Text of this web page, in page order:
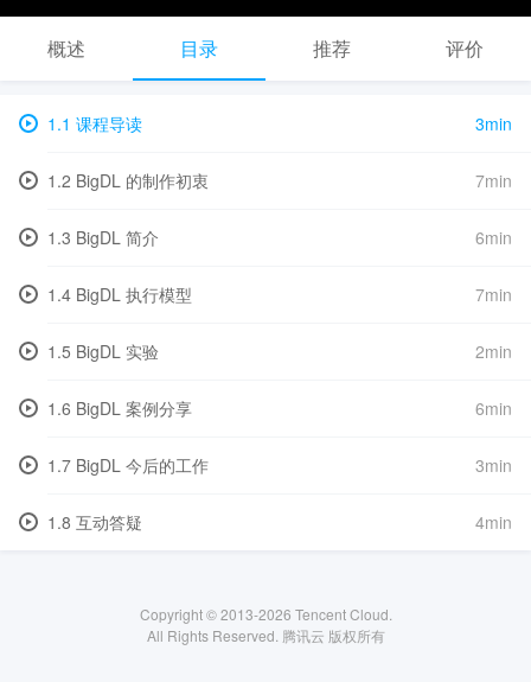
概述 目录 推荐 评价
3min
1.1 课程导读
7min
1.2 BigDL 的制作初衷
6min
1.3 BigDL 简介
7min
1.4 BigDL 执行模型
2min
1.5 BigDL 实验
6min
1.6 BigDL 案例分享
3min
1.7 BigDL 今后的工作
4min
1.8 互动答疑
Copyright © 2013-2026 Tencent Cloud.
All Rights Reserved. 腾讯云 版权所有